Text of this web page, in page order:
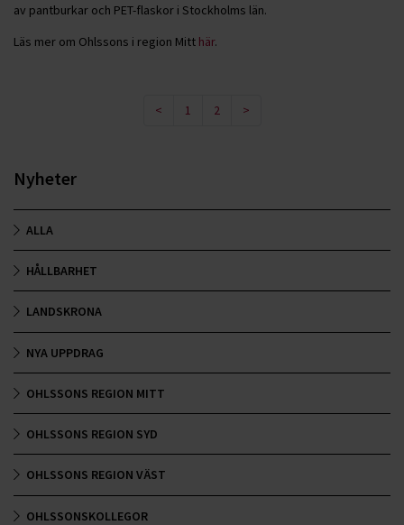
av pantburkar och PET-flaskor i Stockholms län.
Läs mer om Ohlssons i region Mitt här.
< 1 2 >
Nyheter
ALLA
HÅLLBARHET
LANDSKRONA
NYA UPPDRAG
OHLSSONS REGION MITT
OHLSSONS REGION SYD
OHLSSONS REGION VÄST
OHLSSONSKOLLEGOR